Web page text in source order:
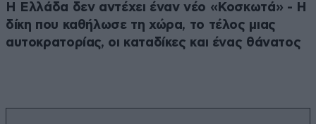
Η Ελλάδα δεν αντέχει έναν νέο «Κοσκωτά» - Η
δίκη που καθήλωσε τη χώρα, το τέλος μιας
αυτοκρατορίας, οι καταδίκες και ένας θάνατος